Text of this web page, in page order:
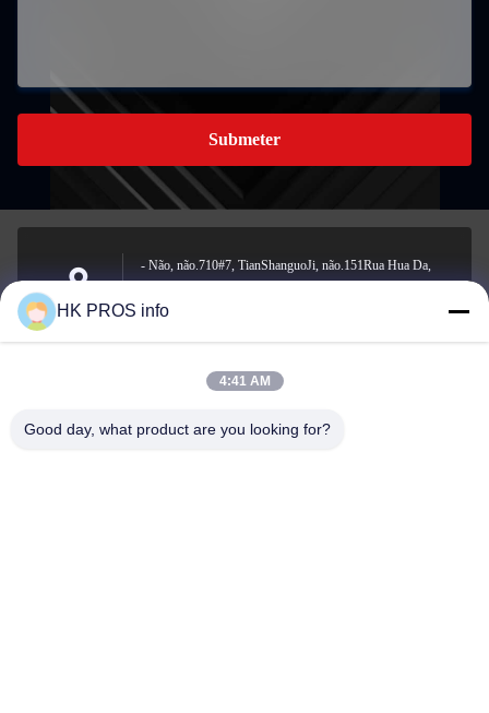
Submeter
Endereço
- Não, não.710#7, TianShanguoJi, não.151Rua Hua Da,
de Sanhe
E-mail
info@chppros.com
HK PROS info
4:41 AM
Good day, what product are you looking for?